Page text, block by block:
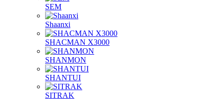
SEM
Shaanxi
SHACMAN X3000
SHANMON
SHANTUI
SITRAK